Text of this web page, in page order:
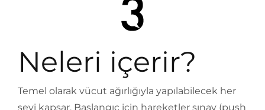
Neleri içerir?
Temel olarak vücut ağırlığıyla yapılabilecek her
şeyi kapsar. Başlangıç için hareketler şınav (push